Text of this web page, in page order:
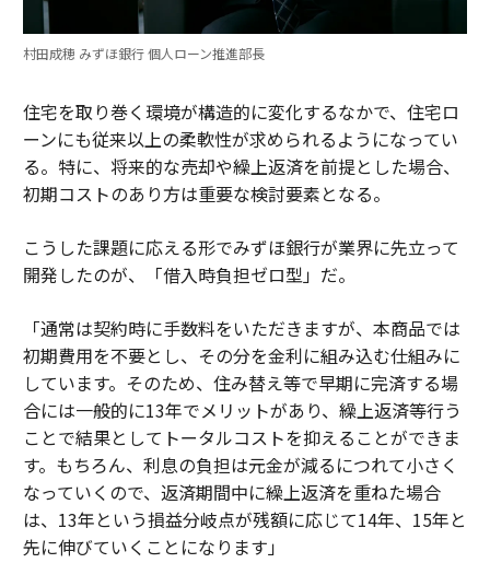
村田成穂 みずほ銀行 個人ローン推進部長
住宅を取り巻く環境が構造的に変化するなかで、住宅ロ
ーンにも従来以上の柔軟性が求められるようになってい
る。特に、将来的な売却や繰上返済を前提とした場合、
初期コストのあり方は重要な検討要素となる。
こうした課題に応える形でみずほ銀行が業界に先立って
開発したのが、「借入時負担ゼロ型」だ。
「通常は契約時に手数料をいただきますが、本商品では
初期費用を不要とし、その分を金利に組み込む仕組みに
しています。そのため、住み替え等で早期に完済する場
合には一般的に13年でメリットがあり、繰上返済等行う
ことで結果としてトータルコストを抑えることができま
す。もちろん、利息の負担は元金が減るにつれて小さく
なっていくので、返済期間中に繰上返済を重ねた場合
は、13年という損益分岐点が残額に応じて14年、15年と
先に伸びていくことになります」